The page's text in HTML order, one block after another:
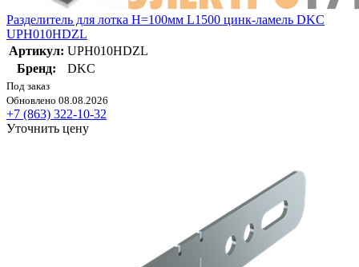
Разделитель для лотка H=100мм L1500 цинк-ламель DKC
UPH010HDZL
Артикул: UPH010HDZL
Бренд:
DKC
Под заказ
Обновлено 08.08.2026
+7 (863) 322-10-32
Уточнить цену